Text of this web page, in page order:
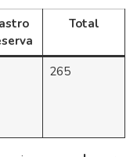
Total
265